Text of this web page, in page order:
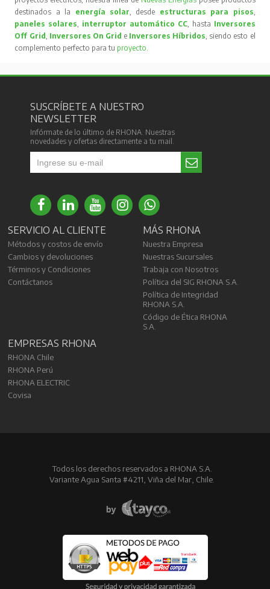
destinados a la energía solar , desde estructuras para pisos
paneles solares
interruptor automático CC, hasta Inversores
Off Grid Inversores On Grid e Inversores Híbridos , siendo esto el
complemento perfecto para tu proyecto
SUSCRÍBETE A NUESTRO
NEWSLETTER
Infórmate de lo último de RHONA. Nuestras
novedades y ofertas directamente a tu mail.
SERVICIO AL CLIENTE
Métodos y costos de envío
Cambios y devoluciones
Términos y Condiciones
Contáctanos
MÁS RHONA
Nuestra Empresa
Nuestras Sucursales
Trabaja con Nosotros
Política del SIG RHONA S.A.
Política de Integridad
RHONA S.A.
Código de Ética RHONA
S.A.
EMPRESAS RHONA
RHONA Chile
RHONA Perú
RHONA ELECTRIC
Covisa
Todos los derechos reservados a RHONA S.A.
Variante Agua Santa #4211, Viña del Mar, Chile.